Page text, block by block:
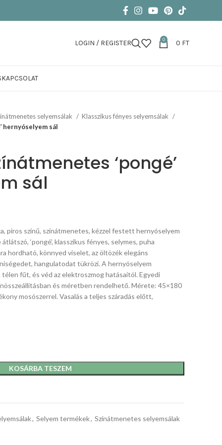
LOGIN / REGISTER 0 0 FT
KAPCSOLAT
selyemsálak
Klasszikus fényes selyemsálak
hernyóselyem sál
‘pongé’
sál
piros színű, színátmenetes, kézzel festett hernyóselyem
‘pongé’, klasszikus fényes, selymes, puha
hordható, könnyed viselet, az öltözék elegáns
hangulatodat tükrözi. A hernyóselyem
fűt, és véd az elektroszmog hatásaitól. Egyedi
és méretben rendelhető. Mérete: 45×180
mosószerrel. Vasalás a teljes száradás előtt,
KOSÁRBA TESZEM
, Selyem termékek, Színátmenetes selyemsálak